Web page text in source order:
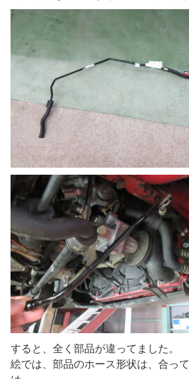
すると、全く部品が違ってました。
絵では、部品のホース形状は、合っ